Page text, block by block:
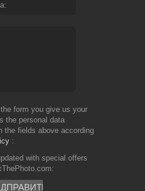
form you give us your
the personal data
the fields above according
with special offers